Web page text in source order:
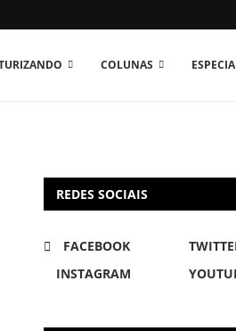
COLUNAS
REDES SOCIAIS
FACEBOOK
INSTAGRAM